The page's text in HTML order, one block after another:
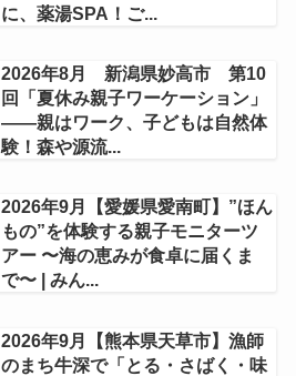
に、薬湯SPA！ご...
2026年8月 新潟県妙高市 第10
回「夏休み親子ワーケーション」
——親はワーク、子どもは自然体
験！森や源流...
2026年9月【愛媛県愛南町】”ほん
もの”を体験する親子モニターツ
アー 〜海の恵みが食卓に届くま
で〜 | みん...
2026年9月【熊本県天草市】漁師
のまち牛深で「とる・さばく・味